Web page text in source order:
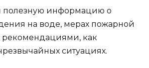
полезную информацию о
на воде, мерах пожарной
рекомендациями, как
ситуациях.